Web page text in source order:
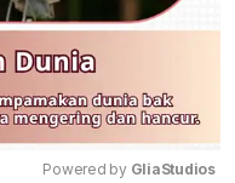
Powered by GliaStudios